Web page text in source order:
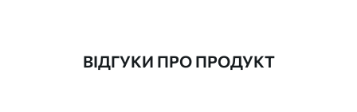
ВІДГУКИ ПРО ПРОДУКТ